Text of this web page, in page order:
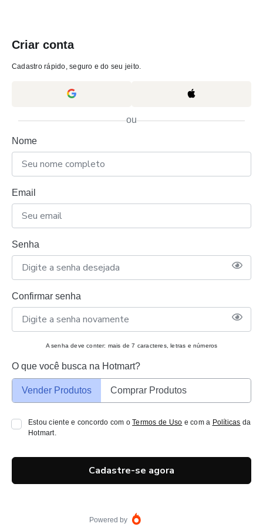
Criar conta
Cadastro rápido, seguro e do seu jeito.
ou
Nome
Email
Senha
Confirmar senha
A senha deve conter: mais de 7 caracteres, letras e números
O que você busca na Hotmart?
Vender Produtos Comprar Produtos
Estou ciente e concordo com oTermos de Uso e com a Políticas da
Hotmart.
Cadastre-se agora
Powered by